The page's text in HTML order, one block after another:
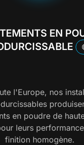
EN
l'Europe, nos
en poudre de
leurs
finition homogène.